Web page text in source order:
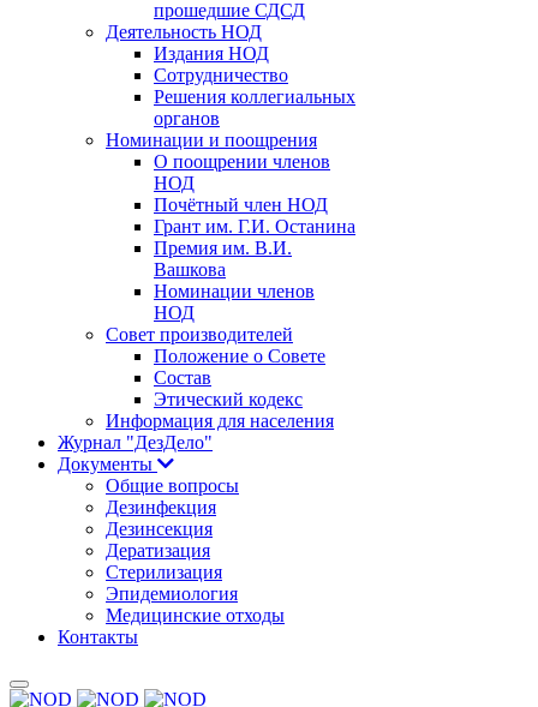
прошедшие СДСД
Деятельность НОД
Издания НОД
Сотрудничество
Решения коллегиальных
органов
Номинации и поощрения
О поощрении членов
НОД
Почётный член НОД
Грант им. Г.И. Останина
Премия им. В.И.
Вашкова
Номинации членов
НОД
Совет производителей
Положение о Совете
Состав
Этический кодекс
Информация для населения
Журнал "ДезДело"
Документы
Общие вопросы
Дезинфекция
Дезинсекция
Дератизация
Стерилизация
Эпидемиология
Медицинские отходы
Контакты